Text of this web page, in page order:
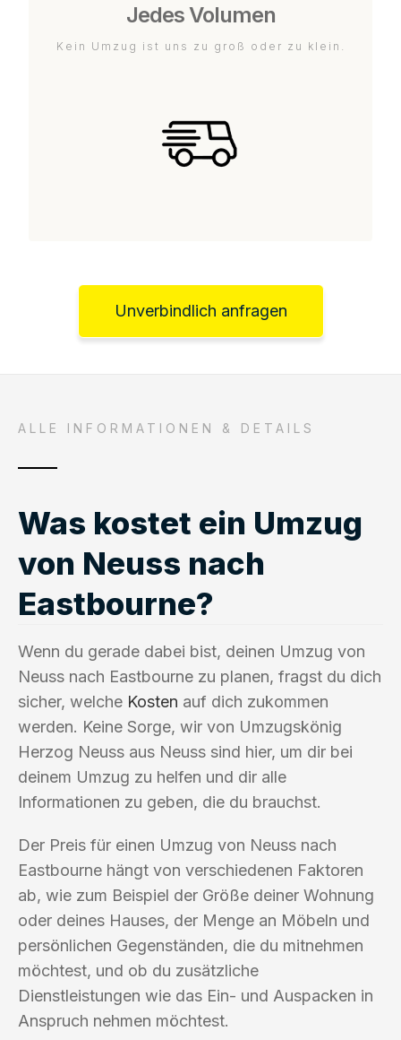
Jedes Volumen
Kein Umzug ist uns zu groß oder zu klein.
Unverbindlich anfragen
ALLE INFORMATIONEN & DETAILS
Was kostet ein Umzug
von Neuss nach
Eastbourne?
Wenn du gerade dabei bist, deinen Umzug von
Neuss nach Eastbourne zu planen, fragst du dich
sicher, welche Kosten auf dich zukommen
werden. Keine Sorge, wir von Umzugskönig
Herzog Neuss aus Neuss sind hier, um dir bei
deinem Umzug zu helfen und dir alle
Informationen zu geben, die du brauchst.
Der Preis für einen Umzug von Neuss nach
Eastbourne hängt von verschiedenen Faktoren
ab, wie zum Beispiel der Größe deiner Wohnung
oder deines Hauses, der Menge an Möbeln und
persönlichen Gegenständen, die du mitnehmen
möchtest, und ob du zusätzliche
Dienstleistungen wie das Ein- und Auspacken in
Anspruch nehmen möchtest.